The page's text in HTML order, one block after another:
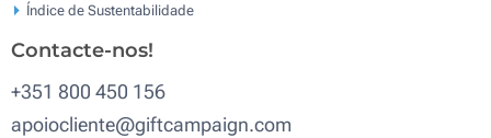
Índice de Sustentabilidade
Contacte-nos!
+351 800 450 156
apoiocliente@giftcampaign.com